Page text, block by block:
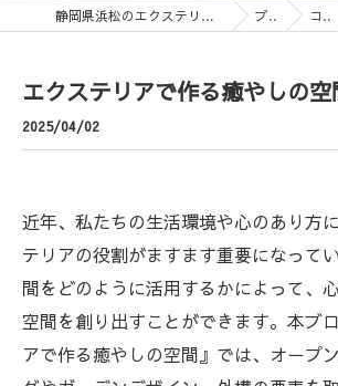
静岡県浜松のエクステリアなら有限会社エムビーズ ブログ コラム
エクステリアで作る癒やしの空
2025/04/02
近年、私たちの生活環境や心のあり方
テリアの役割がますます重要になって
間をどのように活用するかによって、
空間を創り出すことができます。本ブ
アで作る癒やしの空間』では、オープ